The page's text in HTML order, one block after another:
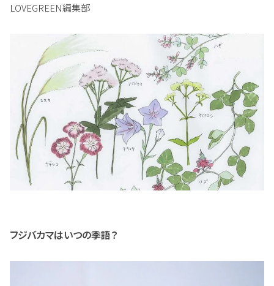
LOVEGREEN編集部
フジバカマはいつの季語？